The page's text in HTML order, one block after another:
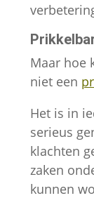
Maar hoe
niet een
Het is in
serieus
klachten
zaken
kunnen